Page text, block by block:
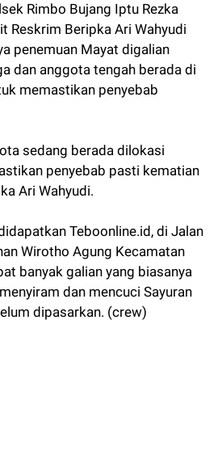
Rimbo Bujang Iptu Rezka
Reskrim Beripka Ari Wahyudi
penemuan Mayat digalian
dan anggota tengah berada di
memastikan penyebab
sedang berada dilokasi
penyebab pasti kematian
Ari Wahyudi.
Teboonline.id, di Jalan
Wirotho Agung Kecamatan
banyak galian yang biasanya
dan mencuci Sayuran
dipasarkan. (crew)